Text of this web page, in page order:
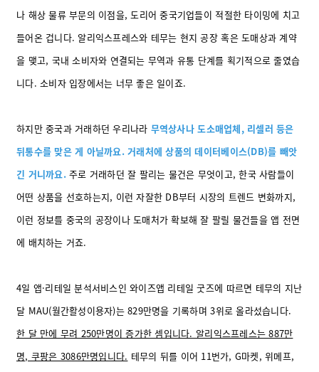
나 해상 물류 부문의 이점을, 도리어 중국기업들이 적절한 타이밍에 치고
들어온 겁니다. 알리익스프레스와 테무는 현지 공장 혹은 도매상과 계약
을 맺고, 국내 소비자와 연결되는 무역과 유통 단계를 획기적으로 줄였습
니다. 소비자 입장에서는 너무 좋은 일이죠.
하지만 중국과 거래하던 우리나라 무역상사나 도소매업체, 리셀러 등은
뒤통수를 맞은 게 아닐까요. 거래처에 상품의 데이터베이스(DB)를 빼앗
긴 거니까요.주로 거래하던 잘 팔리는 물건은 무엇이고, 한국 사람들이
어떤 상품을 선호하는지, 이런 자잘한 DB부터 시장의 트렌드 변화까지,
이런 정보를 중국의 공장이나 도매처가 확보해 잘 팔릴 물건들을 앱 전면
에 배치하는 거죠.
4일 앱·리테일 분석서비스인 와이즈앱 리테일 굿즈에 따르면 테무의 지난
달 MAU(월간활성이용자)는 829만명을 기록하며 3위로 올라섰습니다.
한 달 만에 무려 250만명이 증가한 셈입니다. 알리익스프레스는 887만
명, 쿠팡은 3086만명입니다. 테무의 뒤를 이어 11번가, G마켓, 위메프,